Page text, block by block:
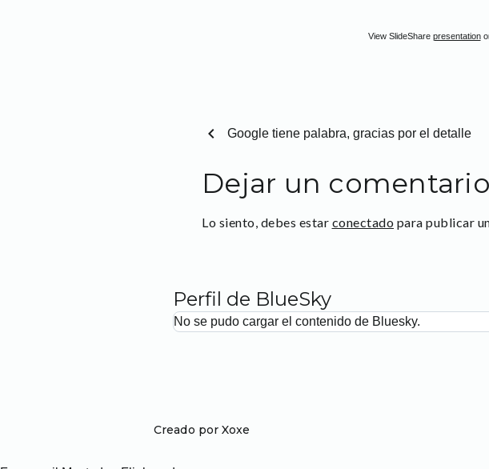
View SlideShare presentation
chevron_left Google tiene palabra, gracias por el detalle
Dejar un comentario
Lo siento, debes estar conectado para publicar
Perfil de BlueSky
No se pudo cargar el contenido de Bluesky.
Creado por Xoxe